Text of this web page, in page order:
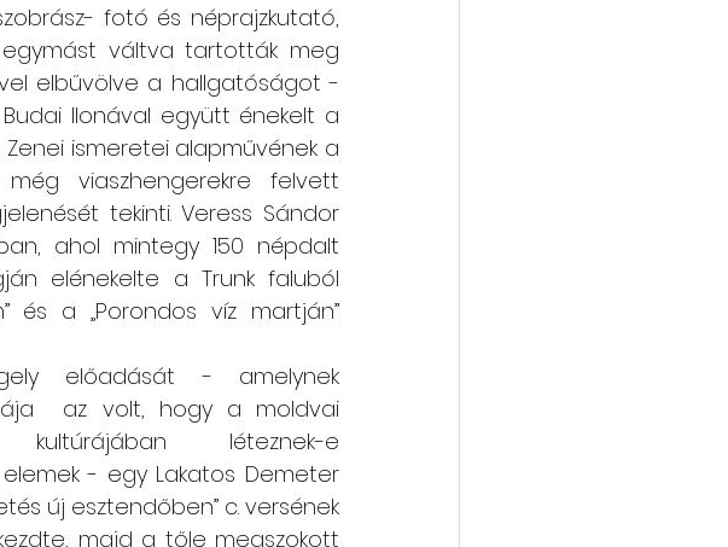
fotó és néprajzkutató,
váltva tartották meg
elbűvölve a hallgatóságot -
Ilonával együtt énekelt a
ismeretei alapművének a
viaszhengerekre felvett
tekinti. Veress Sándor
ahol mintegy 150 népdalt
elénekelte a Trunk faluból
és a „Porondos víz martján”
előadását - amelynek
az volt, hogy a moldvai
kultúrájában léteznek-e
elemek - egy Lakatos Demeter
új esztendőben” c. versének
majd a tőle megszokott